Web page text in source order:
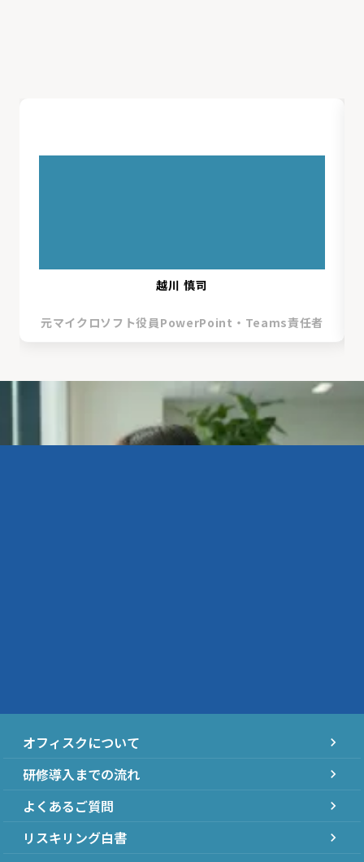
越川 慎司
元マイクロソフト役員PowerPoint・Teams責任者
オフィスクについて chevron_right
研修導入までの流れ chevron_right
よくあるご質問 chevron_right
リスキリング白書 chevron_right